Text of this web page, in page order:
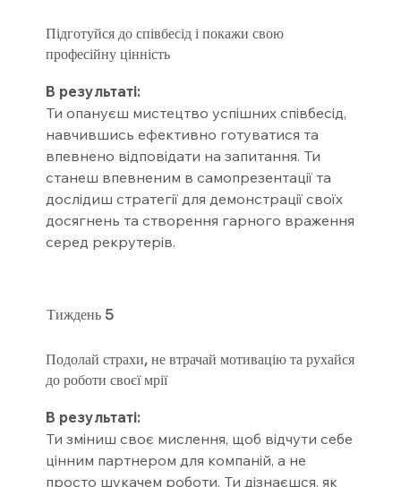
Підготуйся до співбесід і покажи свою
професійну цінність
В результаті:
Ти опануєш мистецтво успішних співбесід,
навчившись ефективно готуватися та
впевнено відповідати на запитання. Ти
станеш впевненим в самопрезентації та
дослідиш стратегії для демонстрації своїх
досягнень та створення гарного враження
серед рекрутерів.
Подолай страхи, не втрачай мотивацію та рухайся
до роботи своєї мрії
В результаті:
Ти зміниш своє мислення, щоб відчути себе
цінним партнером для компаній, а не
просто шукачем роботи. Ти дізнаєшся, як
Тиждень 5